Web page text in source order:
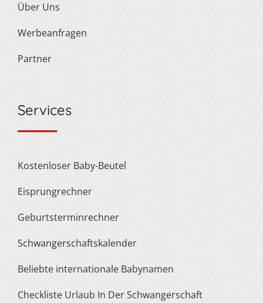
Über Uns
Werbeanfragen
Partner
Services
Kostenloser Baby-Beutel
Eisprungrechner
Geburtsterminrechner
Schwangerschaftskalender
Beliebte internationale Babynamen
Checkliste Urlaub In Der Schwangerschaft